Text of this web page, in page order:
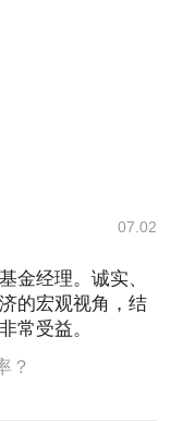
07.02
金经理。诚实、
的宏观视角，结
常受益。
？